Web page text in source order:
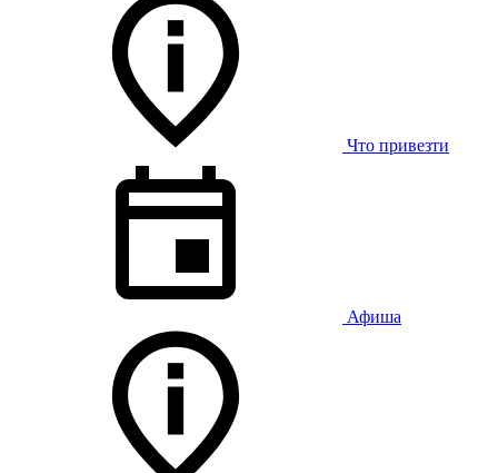
Что привезти
Афиша